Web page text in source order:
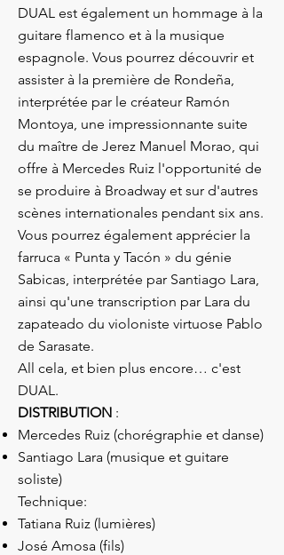
DUAL est également un hommage à la
guitare flamenco et à la musique
espagnole. Vous pourrez découvrir et
assister à la première de Rondeña,
interprétée par le créateur Ramón
Montoya, une impressionnante suite
du maître de Jerez Manuel Morao, qui
offre à Mercedes Ruiz l'opportunité de
se produire à Broadway et sur d'autres
scènes internationales pendant six ans.
Vous pourrez également apprécier la
farruca « Punta y Tacón » du génie
Sabicas, interprétée par Santiago Lara,
ainsi qu'une transcription par Lara du
zapateado du violoniste virtuose Pablo
de Sarasate.
All cela, et bien plus encore… c'est
DUAL.
DISTRIBUTION :
Mercedes Ruiz (chorégraphie et danse)
Santiago Lara (musique et guitare
soliste)
Technique:
Tatiana Ruiz (lumières)
José Amosa (fils)